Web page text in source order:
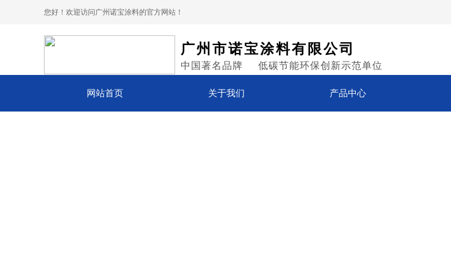
您好！欢迎访问广州诺宝涂料的官方网站！
广州市诺宝涂料有限公司
中国著名品牌 低碳节能环保创新示范单位
网站首页 关于我们 产品中心